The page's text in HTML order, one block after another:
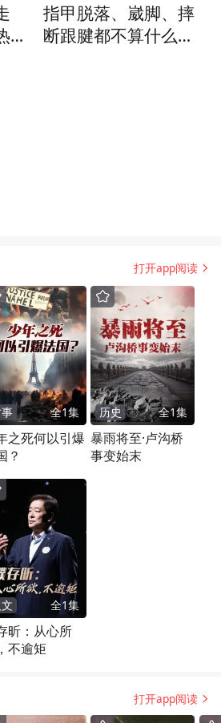
指甲脱落、崴脚、摔
断跟腱都不算什么？
打开app阅读
全1集
之死何以引爆
？
历史 全1集
暴雨将至·卢沟桥
事变始末
全1集
昕：从心所
不逾矩
打开app阅读